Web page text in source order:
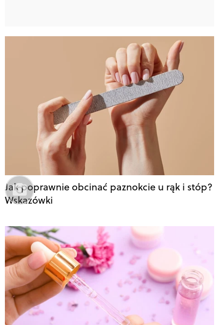
Jak poprawnie obcinać paznokcie u rąk i stóp?
Wskazówki